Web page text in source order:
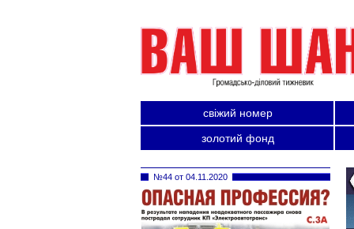
свіжий номер
золотий фонд
№44 от 04.11.2020